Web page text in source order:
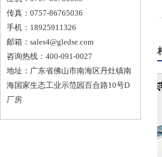
传真：0757-86765036
手机：18925911326
邮箱： sales4@gledse.com
咨询热线：400-091-0027
地址：广东省佛山市南海区丹灶镇南
海国家生态工业示范园百合路10号D
厂房